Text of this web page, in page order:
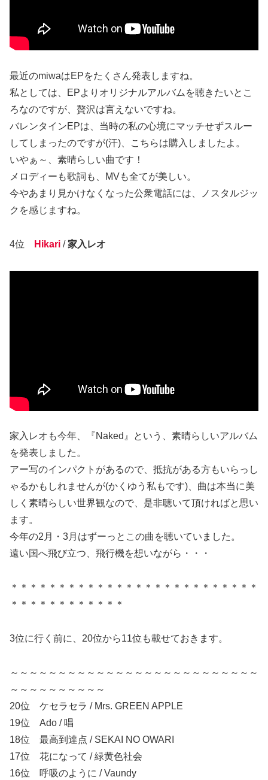
最近のmiwaはEPをたくさん発表しますね。
私としては、EPよりオリジナルアルバムを聴きたいとこ
ろなのですが、贅沢は言えないですね。
バレンタインEPは、当時の私の心境にマッチせずスルー
してしまったのですが(汗)、こちらは購入しましたよ。
いやぁ～、素晴らしい曲です！
メロディーも歌詞も、MVも全てが美しい。
今やあまり見かけなくなった公衆電話には、ノスタルジッ
クを感じますね。
4位 Hikari /家入レオ
家入レオも今年、『Naked』という、素晴らしいアルバム
を発表しました。
アー写のインパクトがあるので、抵抗がある方もいらっし
ゃるかもしれませんが(かくゆう私もです)、曲は本当に美
しく素晴らしい世界観なので、是非聴いて頂ければと思い
ます。
今年の2月・3月はずーっとこの曲を聴いていました。
遠い国へ飛び立つ、飛行機を想いながら・・・
＊＊＊＊＊＊＊＊＊＊＊＊＊＊＊＊＊＊＊＊＊＊＊＊＊＊
＊＊＊＊＊＊＊＊＊＊＊＊
3位に行く前に、20位から11位も載せておきます。
～～～～～～～～～～～～～～～～～～～～～～～～～～
～～～～～～～～～～
20位 ケセラセラ / Mrs. GREEN APPLE
19位 Ado / 唱
18位 最高到達点 / SEKAI NO OWARI
17位 花になって / 緑黄色社会
16位 呼吸のように / Vaundy